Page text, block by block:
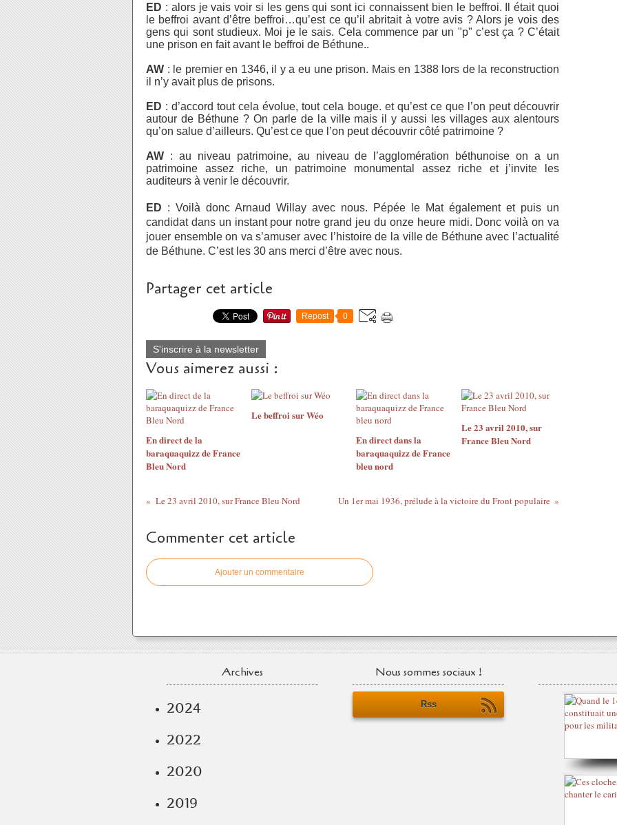
ED : alors je vais voir si les gens qui sont ici connaissent bien le beffroi. Il était quoi
le beffroi avant d’être beffroi…qu’est ce qu’il abritait à votre avis ? Alors je vois des
gens qui sont studieux. Moi je le sais. Cela commence par un "p" c’est ça ? C’était
une prison en fait avant le beffroi de Béthune..
AW : le premier en 1346, il y a eu une prison. Mais en 1388 lors de la reconstruction
il n’y avait plus de prisons.
ED : d’accord tout cela évolue, tout cela bouge. et qu’est ce que l’on peut découvrir
autour de Béthune ? On parle de la ville mais il y aussi les villages aux alentours
qu’on salue d’ailleurs. Qu’est ce que l’on peut découvrir côté patrimoine ?
AW : au niveau patrimoine, au niveau de l’agglomération béthunoise on a un
patrimoine assez riche, un patrimoine monumental assez riche et j’invite les
auditeurs à venir le découvrir.
ED : Voilà donc Arnaud Willay avec nous. Pépée le Mat également et puis un
candidat dans un instant pour notre grand jeu du onze heure midi. Donc voilà on va
jouer ensemble on va s’amuser avec l’histoire de la ville de Béthune avec l’actualité
de Béthune. C’est les 30 ans merci d’être avec nous.
Partager cet article
Repost 0
S'inscrire à la newsletter
Vous aimerez aussi :
En direct de la
baraquaquizz de France
Bleu Nord
Le beffroi sur Wéo
En direct dans la
baraquaquizz de France
bleu nord
Le 23 avril 2010, sur
France Bleu Nord
Le 23 avril 2010, sur France Bleu Nord Un 1er mai 1936, prélude à la victoire du Front populaire
Commenter cet article
Ajouter un commentaire
Archives
2024
2022
2020
2019
Nous sommes sociaux !
Rss